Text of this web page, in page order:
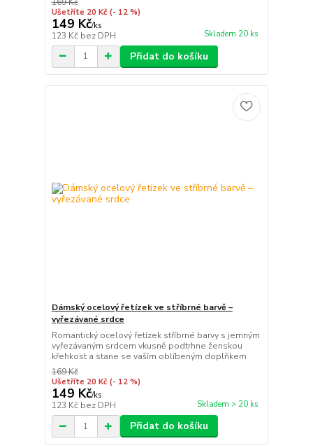
Ušetříte 20 Kč (- 12 %)
149 Kč/ks
123 Kč bez DPH Skladem 20 ks
Přidat do košíku
Dámský ocelový řetízek ve stříbrné barvě –
vyřezávané srdce
Romantický ocelový řetízek stříbrné barvy s jemným
vyřezávaným srdcem vkusně podtrhne ženskou
křehkost a stane se vaším oblíbeným doplňkem
169 Kč
Ušetříte 20 Kč (- 12 %)
149 Kč/ks
123 Kč bez DPH Skladem > 20 ks
Přidat do košíku